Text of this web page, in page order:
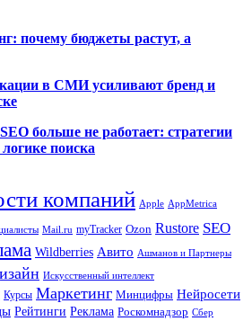
почему бюджеты растут, а
в СМИ усиливают бренд и
больше не работает: стратегии
поиска
компаний Apple AppMetrica
Mail.ru myTracker Ozon Rustore SEO
Wildberries Авито Ашманов и Партнеры
Искусственный интеллект
Курсы Маркетинг Минцифры Нейросети
Рейтинги Реклама Роскомнадзор Сбер